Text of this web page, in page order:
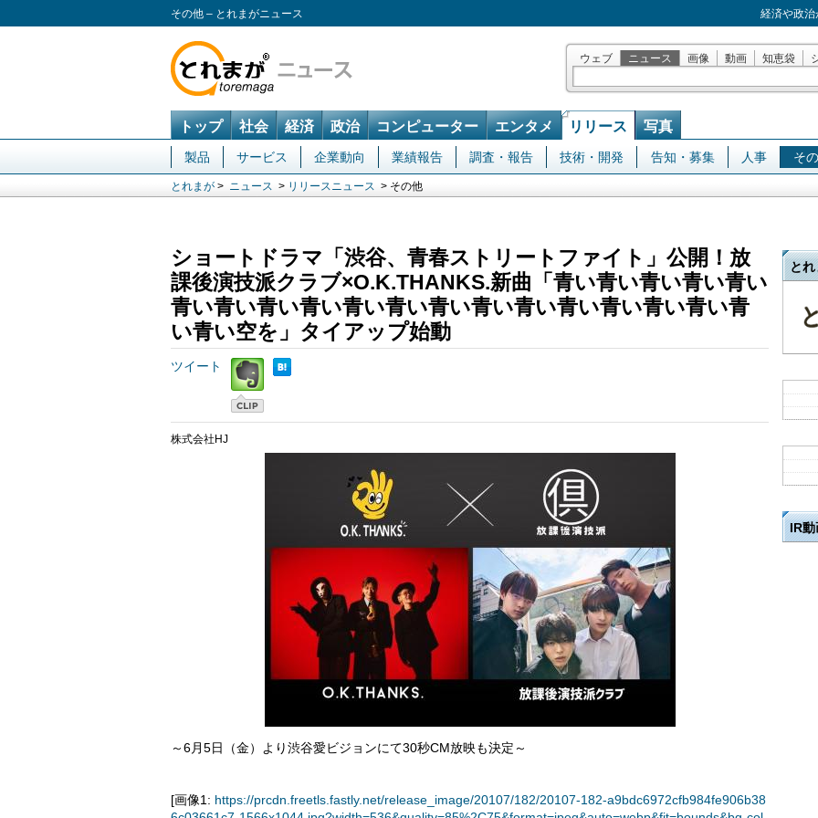
その他 – とれまがニュース 経済や政
ウェブ ニュース 画像 動画 知恵袋
トップ 社会 経済 政治 コンピューター エンタメ リリース 写真
製品 サービス 企業動向 業績報告 調査・報告 技術・開発 告知・募集 人事 そ
とれまが > ニュース > リリースニュース > その他
ショートドラマ「渋谷、青春ストリートファイト」公開！放
課後演技派クラブ×O.K.THANKS.新曲「青い青い青い青い青い
青い青い青い青い青い青い青い青い青い青い青い青い青い青
い青い空を」タイアップ始動
ツイート
株式会社HJ
～6月5日（金）より渋谷愛ビジョンにて30秒CM放映も決定～
[画像1: https://prcdn.freetls.fastly.net/release_image/20107/182/20107-182-a9bdc6972cfb984fe906b38
とれ
IR動